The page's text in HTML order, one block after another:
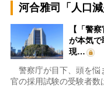
河合雅司「人口減
【「警
が本気
現…
警察庁が目下、頭を悩
官の採用試験の受験者数